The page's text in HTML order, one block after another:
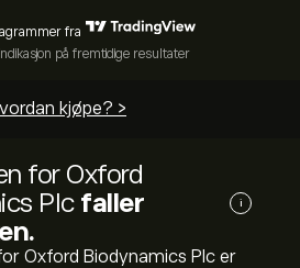
fra
på fremtidige resultater
kjøpe? >
for Oxford
Plc faller
i
Oxford Biodynamics Plc er